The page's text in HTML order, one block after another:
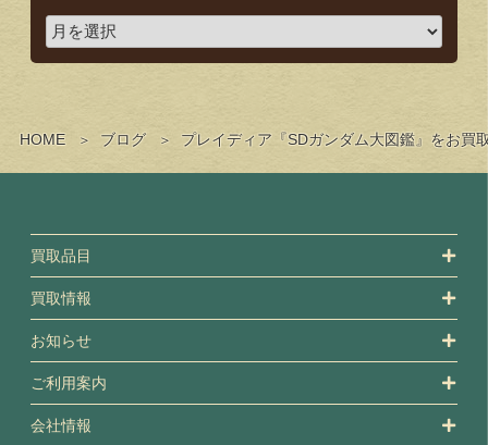
HOME ブログ プレイディア『SDガンダム大図鑑』をお買
買取品目
買取情報
お知らせ
ご利用案内
会社情報